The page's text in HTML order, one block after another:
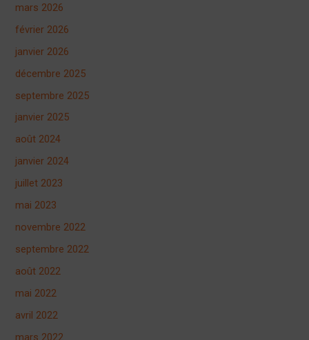
mars 2026
février 2026
janvier 2026
décembre 2025
septembre 2025
janvier 2025
août 2024
janvier 2024
juillet 2023
mai 2023
novembre 2022
septembre 2022
août 2022
mai 2022
avril 2022
mars 2022